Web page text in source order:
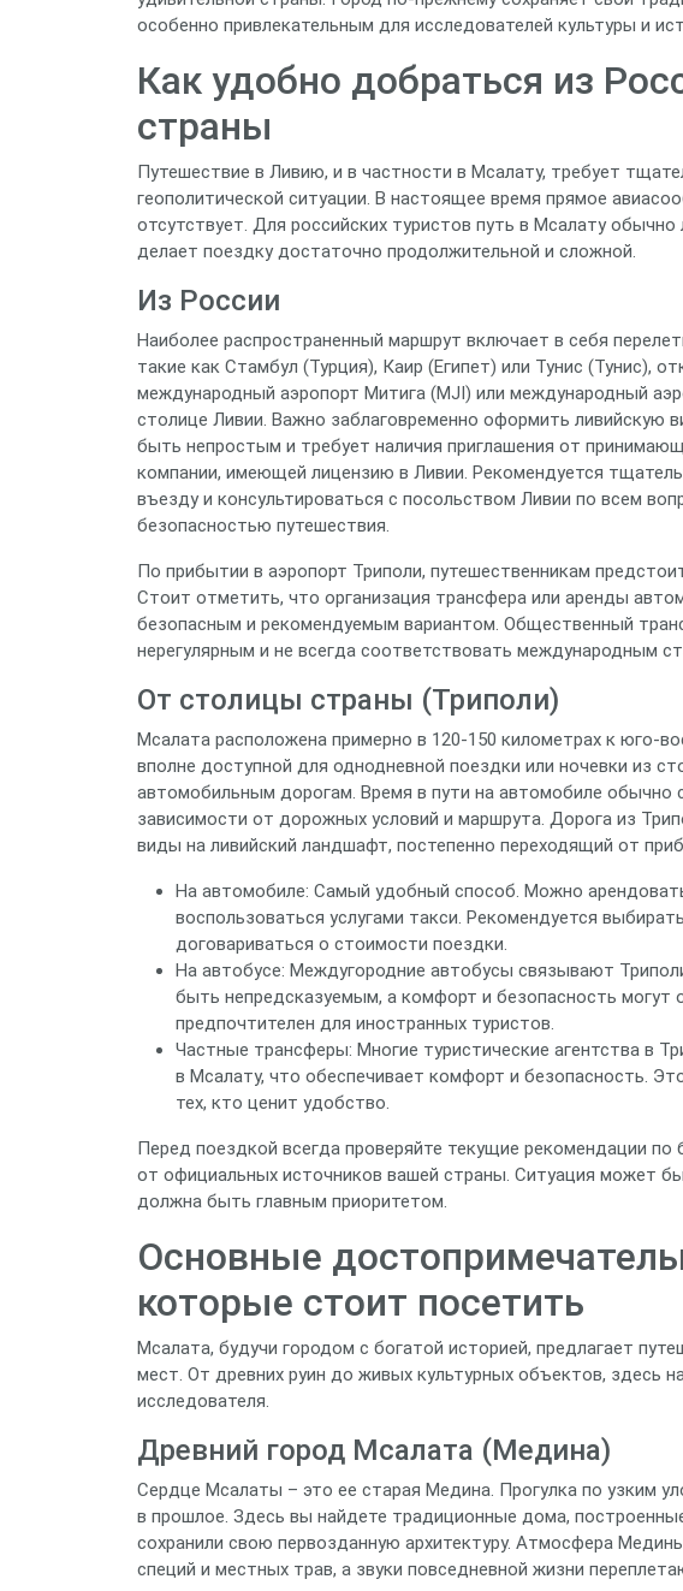
особенно привлекательным для исследователей культуры и
Как удобно добраться из
страны
Путешествие в Ливию, и в частности в Мсалату, требует
геополитической ситуации. В настоящее время прямое
отсутствует. Для российских туристов путь в Мсалату
делает поездку достаточно продолжительной и сложной.
Из России
Наиболее распространенный маршрут включает в себя
такие как Стамбул (Турция), Каир (Египет) или Тунис (Тунис),
международный аэропорт Митига (MJI) или международный
столице Ливии. Важно заблаговременно оформить ливийскую
быть непростым и требует наличия приглашения от
компании, имеющей лицензию в Ливии. Рекомендуется
въезду и консультироваться с посольством Ливии по всем
безопасностью путешествия.
По прибытии в аэропорт Триполи, путешественникам
Стоит отметить, что организация трансфера или аренды
безопасным и рекомендуемым вариантом. Общественный
нерегулярным и не всегда соответствовать международным
От столицы страны (Триполи)
Мсалата расположена примерно в 120-150 километрах к юго-
вполне доступной для однодневной поездки или ночевки из
автомобильным дорогам. Время в пути на автомобиле обычно
зависимости от дорожных условий и маршрута. Дорога из
виды на ливийский ландшафт, постепенно переходящий от
На автомобиле: Самый удобный способ. Можно
воспользоваться услугами такси. Рекомендуется
договариваться о стоимости поездки.
На автобусе: Междугородние автобусы связывают
быть непредсказуемым, а комфорт и безопасность могут
предпочтителен для иностранных туристов.
Частные трансферы: Многие туристические агентства в
в Мсалату, что обеспечивает комфорт и безопасность.
тех, кто ценит удобство.
Перед поездкой всегда проверяйте текущие рекомендации
от официальных источников вашей страны. Ситуация может
должна быть главным приоритетом.
Основные
которые стоит посетить
Мсалата, будучи городом с богатой историей, предлагает
мест. От древних руин до живых культурных объектов, здесь
исследователя.
Древний город Мсалата (Медина)
Сердце Мсалаты – это ее старая Медина. Прогулка по узким
в прошлое. Здесь вы найдете традиционные дома,
сохранили свою первозданную архитектуру. Атмосфера
специй и местных трав, а звуки повседневной жизни